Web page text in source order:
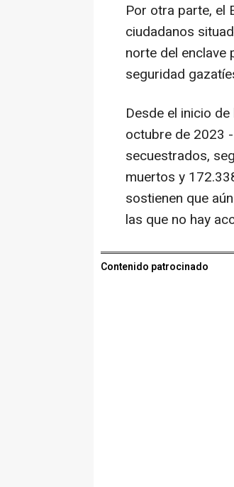
Por otra parte, el
ciudadanos
norte del enclave
seguridad
Desde el inicio
octubre de 2023
secuestrados,
muertos y
sostienen que
las que no hay
Contenido patrocinado